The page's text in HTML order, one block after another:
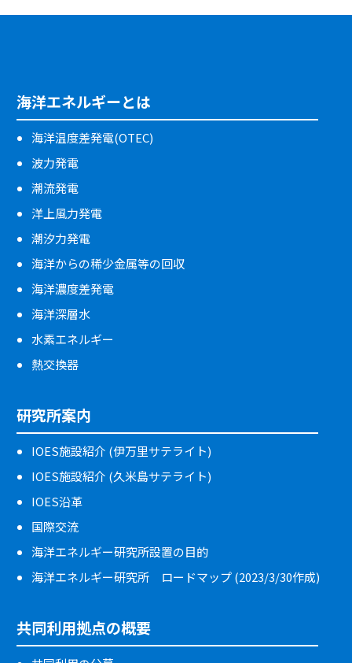
海洋エネルギーとは
海洋温度差発電(OTEC)
波力発電
潮流発電
洋上風力発電
潮汐力発電
海洋からの稀少金属等の回収
海洋濃度差発電
海洋深層水
水素エネルギー
熱交換器
研究所案内
IOES施設紹介 (伊万里サテライト)
IOES施設紹介 (久米島サテライト)
IOES沿革
国際交流
海洋エネルギー研究所設置の目的
海洋エネルギー研究所 ロードマップ (2023/3/30作成)
共同利用拠点の概要